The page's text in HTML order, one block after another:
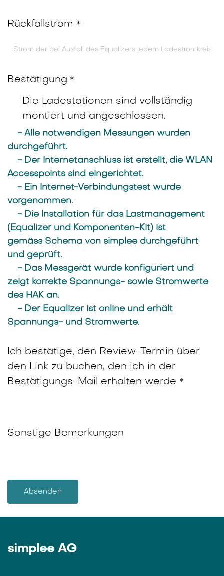
Rückfallstrom *
Bestätigung *
Die Ladestationen sind vollständig
montiert und angeschlossen.
- Alle notwendigen Messungen wurden
durchgeführt.
- Der Internetanschluss ist erstellt, die WLAN
Accesspoints sind eingerichtet.
- Ein Internet-Verbindungstest wurde
vorgenommen.
- Die Installation für das Lastmanagement
(Equalizer und Komponenten-Kit) ist
gemäss Schema von simplee durchgeführt
und geprüft.
- Das Messgerät wurde konfiguriert und
zeigt korrekte Spannungs- sowie Stromwerte
des HAK an.
- Der Equalizer ist online und erhält
Spannungs- und Stromwerte.
Ich bestätige, den Review-Termin über
den Link zu buchen, den ich in der
Bestätigungs-Mail erhalten werde *
Sonstige Bemerkungen
Absenden
simplee AG